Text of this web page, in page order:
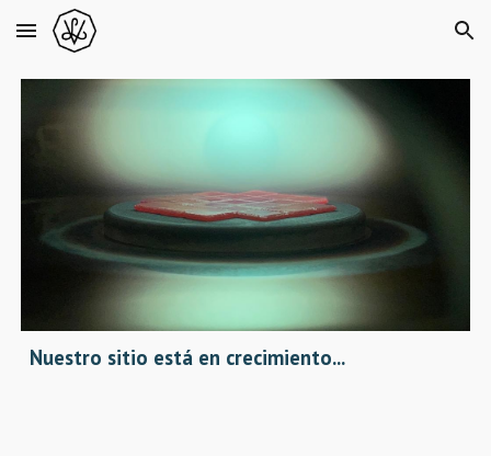
Skip to main content Skip to navigation
Nuestro sitio está en crecimiento...